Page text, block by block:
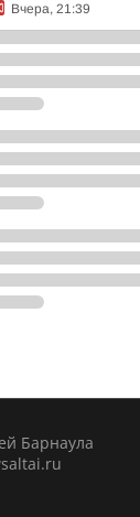
Вчера, 21:39
Барнаула